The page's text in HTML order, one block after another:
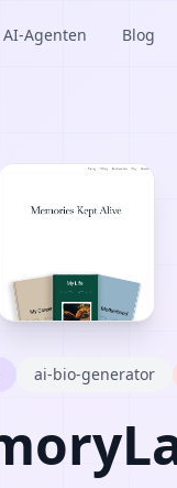
AI-Agenten Blog
ai-bio-generator